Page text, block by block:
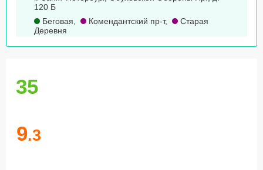
120 Б
Беговая, Комендантский пр-т,
Старая
Деревня
35
9.3